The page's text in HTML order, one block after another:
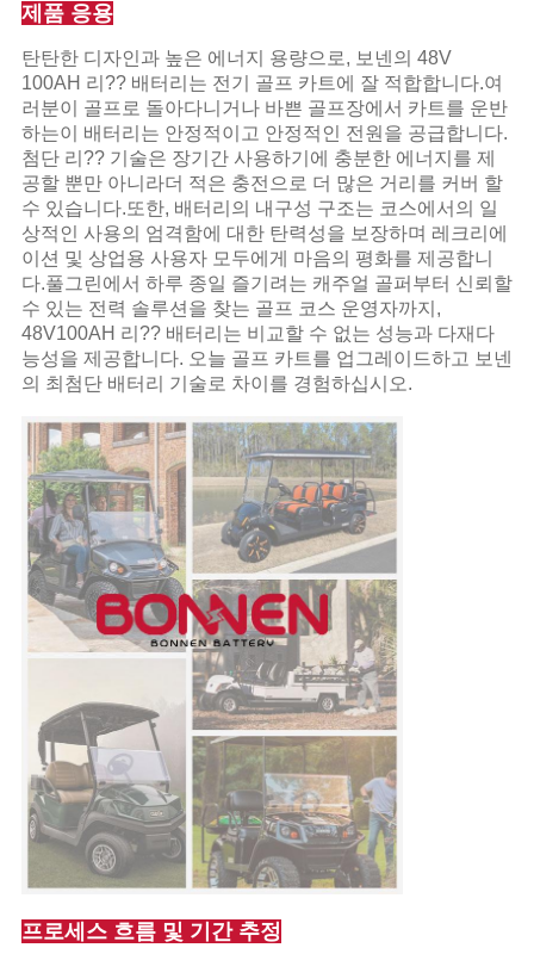
제품 응용
탄탄한 디자인과 높은 에너지 용량으로, 보넨의 48V
100AH 리?? 배터리는 전기 골프 카트에 잘 적합합니다.여
러분이 골프로 돌아다니거나 바쁜 골프장에서 카트를 운반
하는이 배터리는 안정적이고 안정적인 전원을 공급합니다.
첨단 리?? 기술은 장기간 사용하기에 충분한 에너지를 제
공할 뿐만 아니라더 적은 충전으로 더 많은 거리를 커버 할
수 있습니다.또한, 배터리의 내구성 구조는 코스에서의 일
상적인 사용의 엄격함에 대한 탄력성을 보장하며 레크리에
이션 및 상업용 사용자 모두에게 마음의 평화를 제공합니
다.풀그린에서 하루 종일 즐기려는 캐주얼 골퍼부터 신뢰할
수 있는 전력 솔루션을 찾는 골프 코스 운영자까지,
48V100AH 리?? 배터리는 비교할 수 없는 성능과 다재다
능성을 제공합니다. 오늘 골프 카트를 업그레이드하고 보넨
의 최첨단 배터리 기술로 차이를 경험하십시오.
프로세스 흐름 및 기간 추정